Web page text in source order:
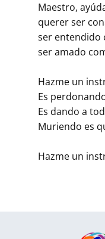
Maestro,
querer ser
ser entendido
ser amado
Hazme un
Es
Es dando a
Muriendo es
Hazme un